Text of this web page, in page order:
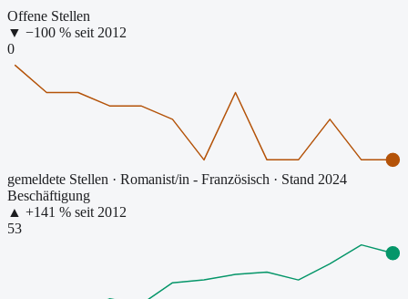
Offene Stellen
▼ −100 % seit 2012
0
gemeldete Stellen · Romanist/in - Französisch · Stand 2024
Beschäftigung
▲ +141 % seit 2012
53